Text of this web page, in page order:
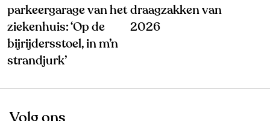
parkeergarage van het
ziekenhuis: ‘Op de
bijrijdersstoel, in m’n
strandjurk’
draagzakken van
2026
Volg ons